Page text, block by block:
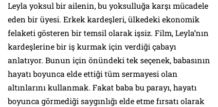
Leyla yoksul bir ailenin, bu yoksulluğa karşı mücadele
eden bir üyesi. Erkek kardeşleri, ülkedeki ekonomik
felaketi gösteren bir temsil olarak işsiz. Film, Leyla’nın
kardeşlerine bir iş kurmak için verdiği çabayı
anlatıyor. Bunun için önündeki tek seçenek, babasının
hayatı boyunca elde ettiği tüm sermayesi olan
altınlarını kullanmak. Fakat baba bu parayı, hayatı
boyunca görmediği saygınlığı elde etme fırsatı olarak